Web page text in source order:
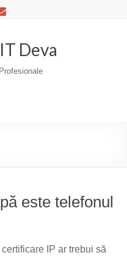
Deva
este telefonul
certificare IP ar trebui să